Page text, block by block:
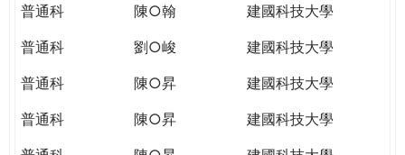
普通科
陳○翰
建國科技大學
普通科
劉○峻
建國科技大學
普通科
陳○昇
建國科技大學
普通科
陳○昇
建國科技大學